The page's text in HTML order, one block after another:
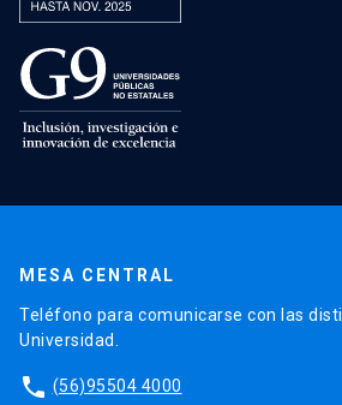
MESA CENTRAL
Teléfono para comunicarse con las
Universidad.
phone (56)95504 4000